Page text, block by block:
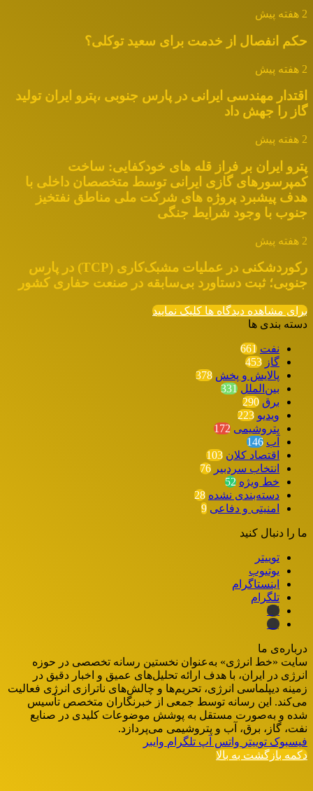
2 هفته پیش
حکم انفصال از خدمت برای سعید توکلی؟
2 هفته پیش
اقتدار مهندسی ایرانی در پارس جنوبی ،پترو ایران تولید
گاز را جهش داد
2 هفته پیش
پترو ایران بر فراز قله های خودکفایی: ساخت
کمپرسورهای گازی ایرانی توسط متخصصان داخلی با
هدف پیشبرد پروژه های شرکت ملی مناطق نفتخیز
جنوب با وجود شرایط جنگی
2 هفته پیش
رکوردشکنی در عملیات مشبک‌کاری (TCP) در پارس
جنوبی؛ ثبت دستاورد بی‌سابقه در صنعت حفاری کشور
برای مشاهده دیدگاه ها کلیک نمایید
دسته بندی ها
نفت 661
گاز 453
پالایش و پخش 378
بین‌الملل 331
برق 290
ویدیو 223
پتروشیمی 172
آب 146
اقتصاد کلان 103
انتخاب سردبیر 76
خط ویژه 52
دسته‌بندی نشده 28
امنیتی و دفاعی 9
ما را دنبال کنید
توییتر
یوتیوب
اینستاگرام
تلگرام
ایتا
بله
درباره‌ی ما
سایت «خط انرژی» به‌عنوان نخستین رسانه تخصصی در حوزه
انرژی در ایران، با هدف ارائه تحلیل‌های عمیق و اخبار دقیق در
زمینه دیپلماسی انرژی، تحریم‌ها و چالش‌های ناترازی انرژی فعالیت
می‌کند. این رسانه توسط جمعی از خبرنگاران متخصص تأسیس
شده و به‌صورت مستقل به پوشش موضوعات کلیدی در صنایع
نفت، گاز، برق، آب و پتروشیمی می‌پردازد.
فیسبوک توییتر واتس آپ تلگرام وایبر
دکمه بازگشت به بالا